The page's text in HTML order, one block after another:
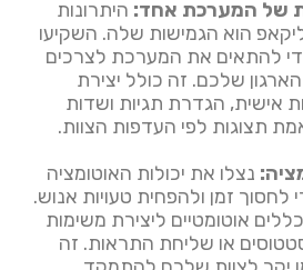
של המערכת אחד: היתרונות
הוא הגמישות שלה. השקיעו
להתאים את המערכת לצרכים
שלכם. זה כולל יצירת
אישית, הגדרת תגיות ושדות
תצוגות לפי העדפות הצוות.
נצלו את יכולות האוטומציה
זמן ולהפחית טעויות אנוש.
אוטומטיים ליצירת משימות
או שליחת התראות. זה